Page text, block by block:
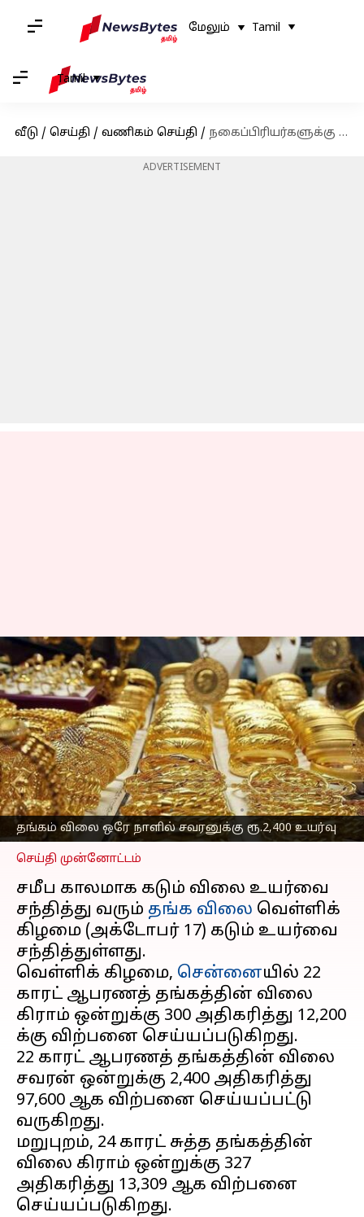
மேலும் Tamil
Tamil
வீடு / செய்தி / வணிகம் செய்தி / நகைப்பிரியர்களுக்கு ஷாக்; தங்கம் விலை ஒரே நாளில் சவரனுக்கு ₹2,400 உயர்வு; இன்றைய (அக்டோபர் 17) விலை நிலவரம்
ADVERTISEMENT
தங்கம் விலை ஒரே நாளில் சவரனுக்கு ரூ.2,400 உயர்வு
நகைப்பிரியர்களுக்கு
ஷாக்; தங்கம் விலை ஒரே
நாளில் சவரனுக்கு ₹2,400
உயர்வு; இன்றைய
(அக்டோபர் 17) விலை
நிலவரம்
எழுதியவர் Sekar Chinnappan Oct 17, 2025 10:16 am
செய்தி முன்னோட்டம்
சமீப காலமாக கடும் விலை உயர்வை
சந்தித்து வரும் தங்க விலை வெள்ளிக்
கிழமை (அக்டோபர் 17) கடும் உயர்வை
சந்தித்துள்ளது.
வெள்ளிக் கிழமை, சென்னையில் 22
காரட் ஆபரணத் தங்கத்தின் விலை
கிராம் ஒன்றுக்கு ₹300 அதிகரித்து ₹12,200
க்கு விற்பனை செய்யப்படுகிறது.
22 காரட் ஆபரணத் தங்கத்தின் விலை
சவரன் ஒன்றுக்கு ₹2,400 அதிகரித்து
₹97,600 ஆக விற்பனை செய்யப்பட்டு
வருகிறது.
மறுபுறம், 24 காரட் சுத்த தங்கத்தின்
விலை கிராம் ஒன்றுக்கு ₹327
அதிகரித்து ₹13,309 ஆக விற்பனை
செய்யப்படுகிறது.